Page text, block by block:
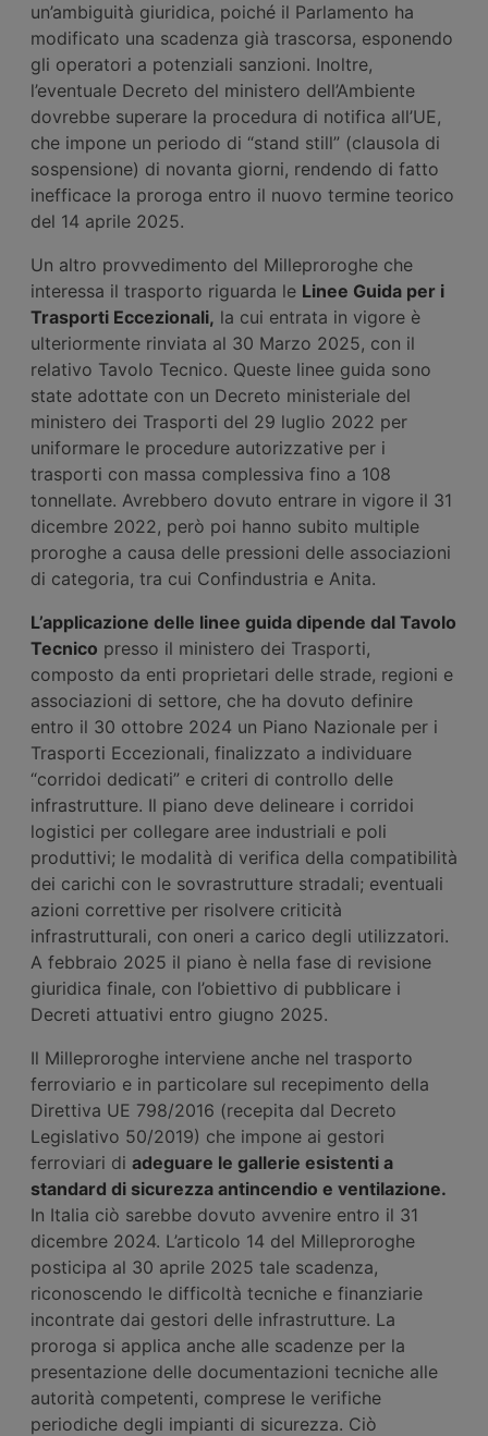
un’ambiguità giuridica, poiché il Parlamento ha
modificato una scadenza già trascorsa, esponendo
gli operatori a potenziali sanzioni. Inoltre,
l’eventuale Decreto del ministero dell’Ambiente
dovrebbe superare la procedura di notifica all’UE,
che impone un periodo di “stand still” (clausola di
sospensione) di novanta giorni, rendendo di fatto
inefficace la proroga entro il nuovo termine teorico
del 14 aprile 2025.
Un altro provvedimento del Milleproroghe che
interessa il trasporto riguarda le Linee Guida per i
Trasporti Eccezionali, la cui entrata in vigore è
ulteriormente rinviata al 30 Marzo 2025, con il
relativo Tavolo Tecnico. Queste linee guida sono
state adottate con un Decreto ministeriale del
ministero dei Trasporti del 29 luglio 2022 per
uniformare le procedure autorizzative per i
trasporti con massa complessiva fino a 108
tonnellate. Avrebbero dovuto entrare in vigore il 31
dicembre 2022, però poi hanno subito multiple
proroghe a causa delle pressioni delle associazioni
di categoria, tra cui Confindustria e Anita.
L’applicazione delle linee guida dipende dal Tavolo
Tecnico presso il ministero dei Trasporti,
composto da enti proprietari delle strade, regioni e
associazioni di settore, che ha dovuto definire
entro il 30 ottobre 2024 un Piano Nazionale per i
Trasporti Eccezionali, finalizzato a individuare
“corridoi dedicati” e criteri di controllo delle
infrastrutture. Il piano deve delineare i corridoi
logistici per collegare aree industriali e poli
produttivi; le modalità di verifica della compatibilità
dei carichi con le sovrastrutture stradali; eventuali
azioni correttive per risolvere criticità
infrastrutturali, con oneri a carico degli utilizzatori.
A febbraio 2025 il piano è nella fase di revisione
giuridica finale, con l’obiettivo di pubblicare i
Decreti attuativi entro giugno 2025.
Il Milleproroghe interviene anche nel trasporto
ferroviario e in particolare sul recepimento della
Direttiva UE 798/2016 (recepita dal Decreto
Legislativo 50/2019) che impone ai gestori
ferroviari di adeguare le gallerie esistenti a
standard di sicurezza antincendio e ventilazione.
In Italia ciò sarebbe dovuto avvenire entro il 31
dicembre 2024. L’articolo 14 del Milleproroghe
posticipa al 30 aprile 2025 tale scadenza,
riconoscendo le difficoltà tecniche e finanziarie
incontrate dai gestori delle infrastrutture. La
proroga si applica anche alle scadenze per la
presentazione delle documentazioni tecniche alle
autorità competenti, comprese le verifiche
periodiche degli impianti di sicurezza. Ciò